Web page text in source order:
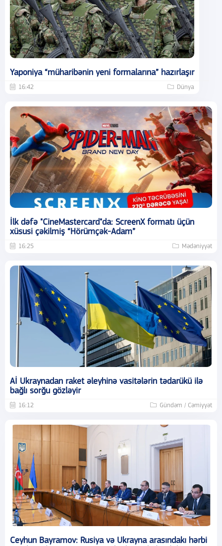
Yaponiya “müharibənin yeni formalarına” hazırlaşır
16:42 Dünya
İlk dəfə "CineMastercard"da: ScreenX formatı üçün
xüsusi çəkilmiş “Hörümçək-Adam”
16:25 Mədəniyyət
Aİ Ukraynadan raket əleyhinə vasitələrin tədarükü ilə
bağlı sorğu gözləyir
16:12 Gündəm / Cəmiyyət
Ceyhun Bayramov: Rusiya və Ukrayna arasındakı hərbi